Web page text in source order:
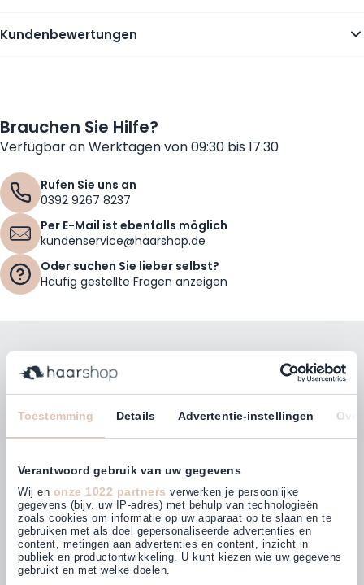
Toestemming Details Advertentie-instellingen Over
Verantwoord gebruik van uw gegevens
Wij en onze 1022 partners verwerken je persoonlijke
gegevens (bijv. uw IP-adres) met behulp van technologieën
zoals cookies om informatie op uw apparaat op te slaan en te
gebruiken met als doel gepersonaliseerde advertenties en
content, metingen aan advertenties en content, inzicht in
publiek en productontwikkeling. U kunt kiezen wie uw gegevens
gebruikt en met welke doelen.
Kundenbewertungen
Brauchen Sie Hilfe?
Verfügbar an Werktagen von 09:30 bis 17:30
Rufen Sie uns an
0392 9267 8237
Per E-Mail ist ebenfalls möglich
kundenservice@haarshop.de
Oder suchen Sie lieber selbst?
Häufig gestellte Fragen anzeigen
Bleiben Sie mit unserem Newsletter auf dem
Laufenden!
E-Mailadresse
Abonnieren
Kunden bewerten uns mit
4,63 (875)